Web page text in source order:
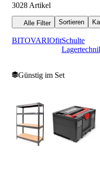
3028 Artikel
Alle Filter Sortieren
BITOVARIOfitSchulte
Günstig im Set